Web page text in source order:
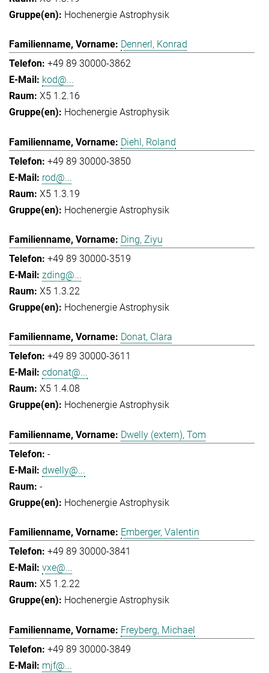
Hochenergie Astrophysik
Dennerl, Konrad
+49 89 30000-3862
kod@...
X5 1.2.16
Hochenergie Astrophysik
Diehl, Roland
+49 89 30000-3850
rod@...
X5 1.3.19
Hochenergie Astrophysik
Ding, Ziyu
+49 89 30000-3519
zding@...
X5 1.3.22
Hochenergie Astrophysik
Donat, Clara
+49 89 30000-3611
cdonat@...
X5 1.4.08
Hochenergie Astrophysik
Dwelly (extern), Tom
-
dwelly@...
-
Hochenergie Astrophysik
Emberger, Valentin
+49 89 30000-3841
vxe@...
X5 1.2.22
Hochenergie Astrophysik
Freyberg, Michael
+49 89 30000-3849
mjf@...